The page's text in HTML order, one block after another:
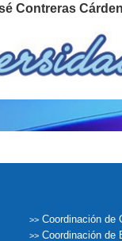
Contreras
>> Coordinación de
>> Coordinación de